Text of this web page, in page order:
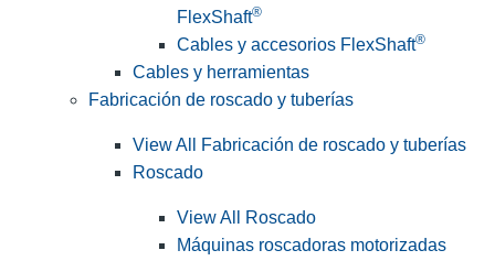
FlexShaft®
Cables y accesorios FlexShaft®
Cables y herramientas
Fabricación de roscado y tuberías
View All Fabricación de roscado y tuberías
Roscado
View All Roscado
Máquinas roscadoras motorizadas